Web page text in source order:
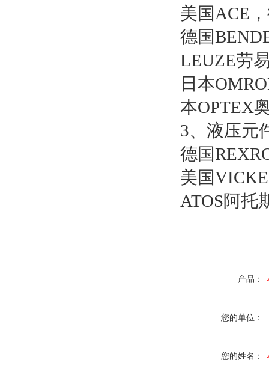
美国ACE
德国
LEUZE劳
日本
本OPTEX
3、液压元
德国
美国
ATOS阿托
产品：
您的单位：
您的姓名：